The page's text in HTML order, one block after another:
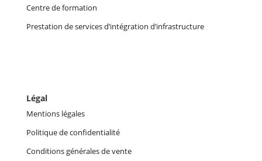
Centre de formation
Prestation de services d’intégration d’infrastructure
Légal
Mentions légales
Politique de confidentialité
Conditions générales de vente